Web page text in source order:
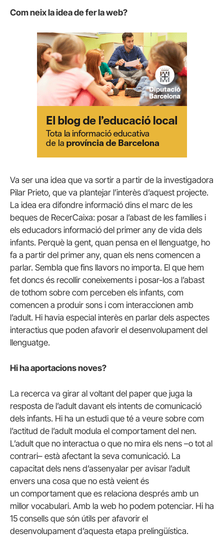
Com neix la idea de fer la web?
Va ser una idea que va sortir a partir de la investigadora
Pilar Prieto, que va plantejar l’interès d’aquest projecte.
La idea era difondre informació dins el marc de les
beques de RecerCaixa: posar a l’abast de les famílies i
els educadors informació del primer any de vida dels
infants. Perquè la gent, quan pensa en el llenguatge, ho
fa a partir del primer any, quan els nens comencen a
parlar. Sembla que fins llavors no importa. El que hem
fet doncs és recollir coneixements i posar-los a l’abast
de tothom sobre com perceben els infants, com
comencen a produir sons i com interaccionen amb
l’adult. Hi havia especial interès en parlar dels aspectes
interactius que poden afavorir el desenvolupament del
llenguatge.
Hi ha aportacions noves?
La recerca va girar al voltant del paper que juga la
resposta de l’adult davant els intents de comunicació
dels infants. Hi ha un estudi que té a veure sobre com
l’actitud de l’adult modula el comportament del nen.
L’adult que no interactua o que no mira els nens –o tot al
contrari– està afectant la seva comunicació. La
capacitat dels nens d’assenyalar per avisar l’adult
envers una cosa que no està veient és
un comportament que es relaciona després amb un
millor vocabulari. Amb la web ho podem potenciar. Hi ha
15 consells que són útils per afavorir el
desenvolupament d’aquesta etapa prelingüística.